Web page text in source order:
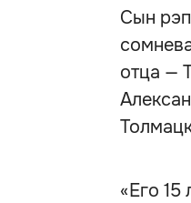
Сын
отца —
«Его